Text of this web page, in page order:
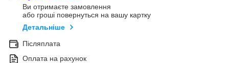
Ви отримаєте замовлення
або гроші повернуться на вашу картку
Детальніше
Післяплата
Оплата на рахунок